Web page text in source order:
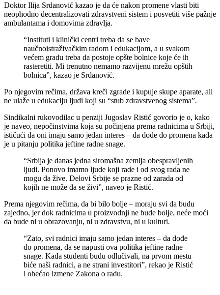
Doktor Ilija Srdanović kazao je da će nakon promene vlasti biti
neophodno decentralizovati zdravstveni sistem i posvetiti više pažnje
ambulantama i domovima zdravlja.
“Instituti i klinički centri treba da se bave
naučnoistraživačkim radom i edukacijom, a u svakom
većem gradu treba da postoje opšte bolnice koje će ih
rasteretiti. Mi trenutno nemamo razvijenu mrežu opštih
bolnica”, kazao je Srdanović.
Po njegovim rečima, država kreči zgrade i kupuje skupe aparate, ali
ne ulaže u edukaciju ljudi koji su “stub zdravstvenog sistema”.
Sindikalni rukovodilac u penziji Jugoslav Ristić govorio je o, kako
je naveo, nepočinstvima koja su počinjena prema radnicima u Srbiji,
ističući da oni imaju samo jedan interes – da dođe do promena kada
je u pitanju politika jeftine radne snage.
“Srbija je danas jedna siromašna zemlja obespravljenih
ljudi. Ponovo imamo ljude koji rade i od svog rada ne
mogu da žive. Delovi Srbije se prazne od zarada od
kojih ne može da se živi”, naveo je Ristić.
Prema njegovim rečima, da bi bilo bolje – moraju svi da budu
zajedno, jer dok radnicima u proizvodnji ne bude bolje, neće moći
da bude ni u obrazovanju, ni u zdravstvu, ni u kulturi.
“Zato, svi radnici imaju samo jedan interes – da dođe
do promena, da se napusti ova politika jeftine radne
snage. Kada studenti budu odlučivali, na prvom mestu
biće naši radnici, a ne strani investitori”, rekao je Ristić
i obećao izmene Zakona o radu.